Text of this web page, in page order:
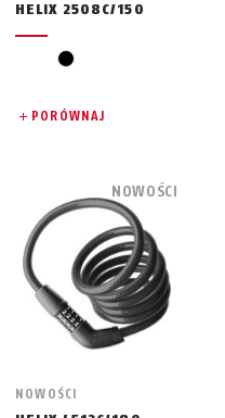
HELIX 2508C/150
czarny
PORÓWNAJ
NOWOŚCI
NOWOŚCI